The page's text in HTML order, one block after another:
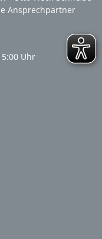
Ansprechpartner
Uhr